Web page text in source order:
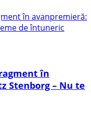
în
Stenborg – Nu te